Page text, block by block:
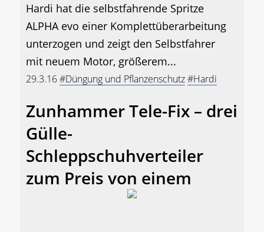
Hardi hat die selbstfahrende Spritze
ALPHA evo einer Komplettüberarbeitung
unterzogen und zeigt den Selbstfahrer
mit neuem Motor, größerem...
29.3.16#Düngung und Pflanzenschutz#Hardi
Zunhammer Tele-Fix – drei
Gülle-
Schleppschuhverteiler
zum Preis von einem